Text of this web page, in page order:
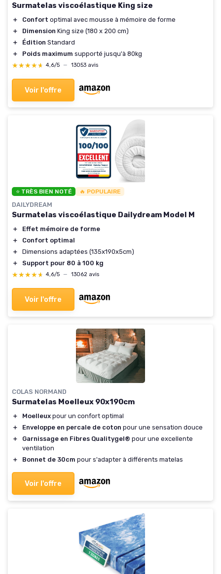
Surmatelas viscoélastique King size
＋ Confort optimal avec mousse à mémoire de forme
＋
Dimension King size (180 x 200 cm)
＋
Édition Standard
＋
Poids maximum supporté jusqu'à 80kg
★★★★★
★★★★★ 4,6/5 — 13053 avis
Voir l'offre
⭐ TRÈS BIEN NOTÉ 🔥 POPULAIRE
DAILYDREAM
Surmatelas viscoélastique Dailydream Model M
＋
Effet mémoire de forme
＋
Confort optimal
＋
Dimensions adaptées (135x190x5cm)
＋
Support pour 80 à 100 kg
★★★★★
★★★★★ 4,6/5 — 13062 avis
Voir l'offre
COLAS NORMAND
Surmatelas Moelleux 90x190cm
＋ Moelleux pour un confort optimal
＋
Enveloppe en percale de coton pour une sensation douce
＋
Garnissage en Fibres Qualitygel® pour une excellente
ventilation
＋
Bonnet de 30cm pour s'adapter à différents matelas
Voir l'offre